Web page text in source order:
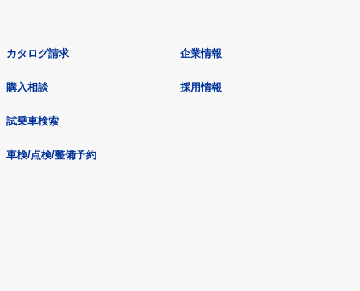
カタログ請求
購入相談
試乗車検索
車検/点検/整備予約
企業情報
採用情報